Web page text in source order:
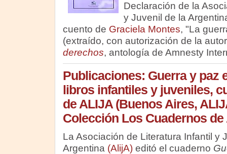
Declaración de la
y Juvenil de la
cuento de Graciela Montes, "La
(extraído, con autorización de la
derechos, antología de Amnesty
Publicaciones: Guerra y paz
libros infantiles y juveniles,
de ALIJA (Buenos Aires,
Colección Los Cuadernos de
La Asociación de Literatura Infantil y
Argentina (AlijA)editó el cuaderno